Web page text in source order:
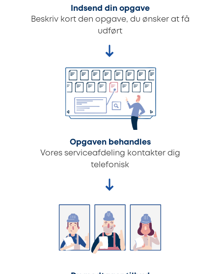
Indsend din opgave
Beskriv kort den opgave, du ønsker at få
udført
Opgaven behandles
Vores serviceafdeling kontakter dig
telefonisk